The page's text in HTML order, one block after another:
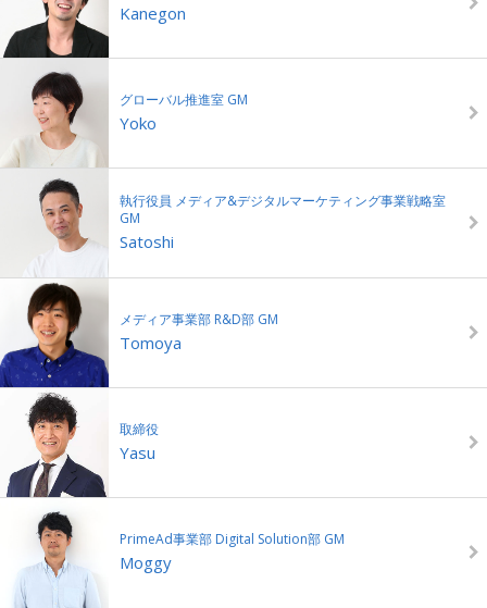
Kanegon
グローバル推進室 GM
Yoko
執行役員 メディア&デジタルマーケティング事業戦略室
GM
Satoshi
メディア事業部 R&D部 GM
Tomoya
取締役
Yasu
PrimeAd事業部 Digital Solution部 GM
Moggy